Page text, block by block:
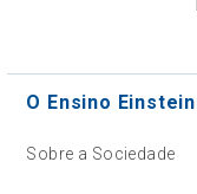
O Ensino Einstein
Sobre a Sociedade